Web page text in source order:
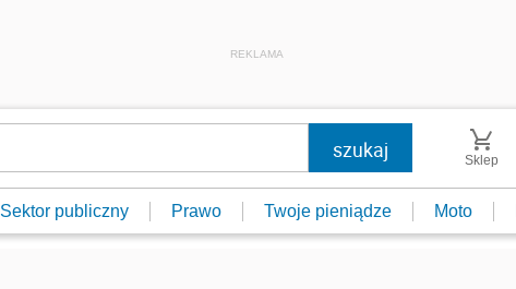
REKLAMA
Sklep
Sektor publiczny Prawo Twoje pieniądze Moto